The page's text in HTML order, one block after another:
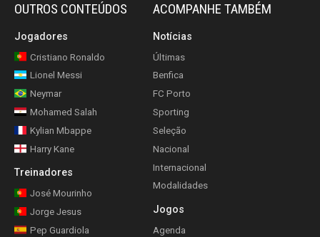
OUTROS CONTEÚDOS
Jogadores
Cristiano Ronaldo
Lionel Messi
Neymar
Mohamed Salah
Kylian Mbappe
Harry Kane
Treinadores
José Mourinho
Jorge Jesus
Pep Guardiola
ACOMPANHE TAMBÉM
Notícias
Últimas
Benfica
FC Porto
Sporting
Seleção
Nacional
Internacional
Modalidades
Jogos
Agenda